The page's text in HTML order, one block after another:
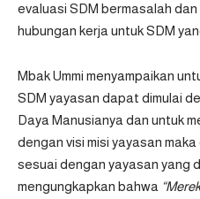
evaluasi SDM bermasalah
hubungan kerja untuk SDM
Mbak Ummi menyampaikan
SDM yayasan dapat dimulai
Daya Manusianya dan untuk
dengan visi misi yayasan
sesuai dengan yayasan yang
mengungkapkan bahwa